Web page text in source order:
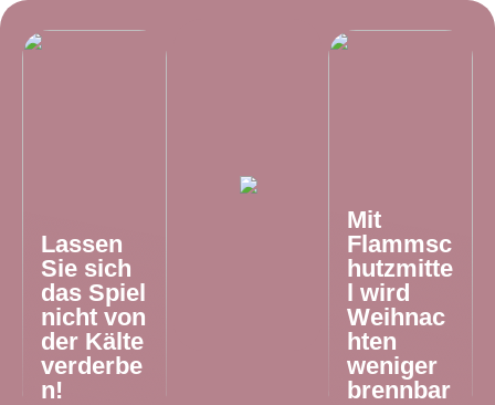
Lassen
Sie sich
das Spiel
nicht von
der Kälte
verderbe
n!
Mit
Flammsc
hutzmitte
l wird
Weihnac
hten
weniger
brennbar